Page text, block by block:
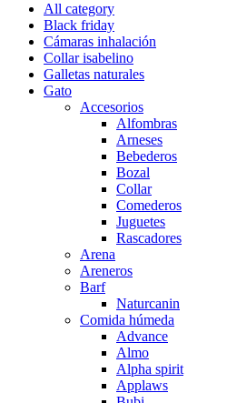
All category
Black friday
Cámaras inhalación
Collar isabelino
Galletas naturales
Gato
Accesorios
Alfombras
Arneses
Bebederos
Bozal
Collar
Comederos
Juguetes
Rascadores
Arena
Areneros
Barf
Naturcanin
Comida húmeda
Advance
Almo
Alpha spirit
Applaws